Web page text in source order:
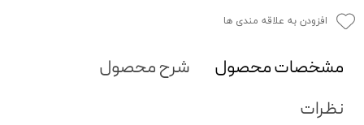
افزودن به علاقه مندی ها
مشخصات محصول
شرح محصول
نظرات